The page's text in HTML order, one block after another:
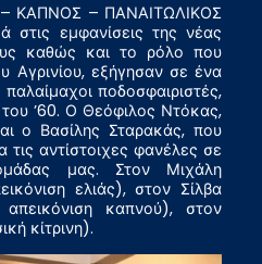
– ΚΑΠΝΟΣ – ΠΑΝΑΙΤΩΛΙΚΟΣ
στις εμφανίσεις της νέας
καθώς και το ρόλο που
Αγρινίου, εξήγησαν σε ένα
παλαίμαχοι ποδοσφαιριστές,
’60. Ο Θεόφιλος Ντόκας,
ο Βασίλης Σταρακάς, που
αντίστοιχες φανέλες σε
μας. Στον Μιχάλη
ελιάς), στον Σίλβα
καπνού), στον
κίτρινη).